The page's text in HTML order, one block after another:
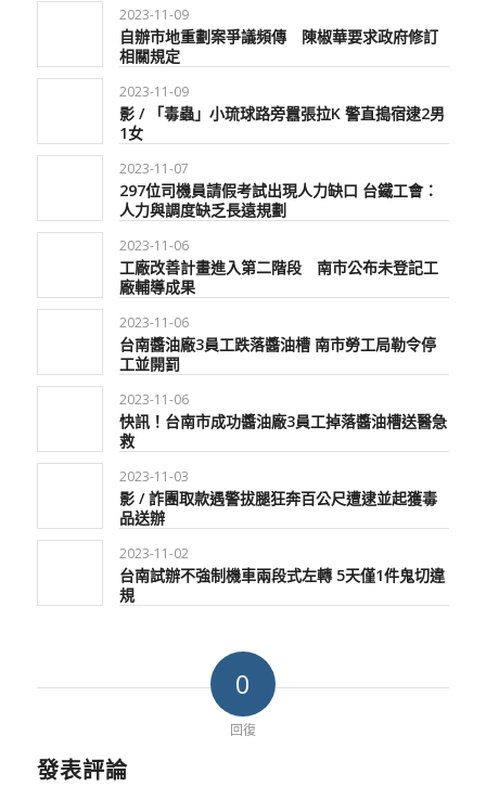
2023-11-09
自辦市地重劃案爭議頻傳 陳椒華要求政府修訂
相關規定
2023-11-09
影 / 「毒蟲」小琉球路旁囂張拉K 警直搗宿逮2男
1女
2023-11-07
297位司機員請假考試出現人力缺口 台鐵工會：
人力與調度缺乏長遠規劃
2023-11-06
工廠改善計畫進入第二階段 南市公布未登記工
廠輔導成果
2023-11-06
台南醬油廠3員工跌落醬油槽 南市勞工局勒令停
工並開罰
2023-11-06
快訊！台南市成功醬油廠3員工掉落醬油槽送醫急
救
2023-11-03
影 / 詐團取款遇警拔腿狂奔百公尺遭逮並起獲毒
品送辦
2023-11-02
台南試辦不強制機車兩段式左轉 5天僅1件鬼切違
規
0
回復
發表評論